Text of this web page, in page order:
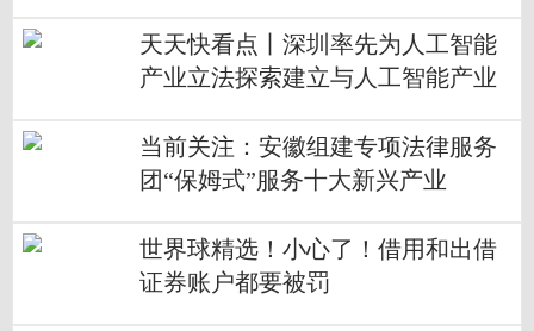
天天快看点丨深圳率先为人工智能
产业立法探索建立与人工智能产业
当前关注：安徽组建专项法律服务
团“保姆式”服务十大新兴产业
世界球精选！小心了！借用和出借
证券账户都要被罚